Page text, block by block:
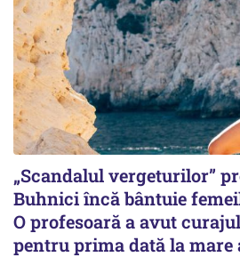
„Scandalul vergeturilor”
Buhnici încă bântuie
O profesoară a avut
pentru prima dată la mare